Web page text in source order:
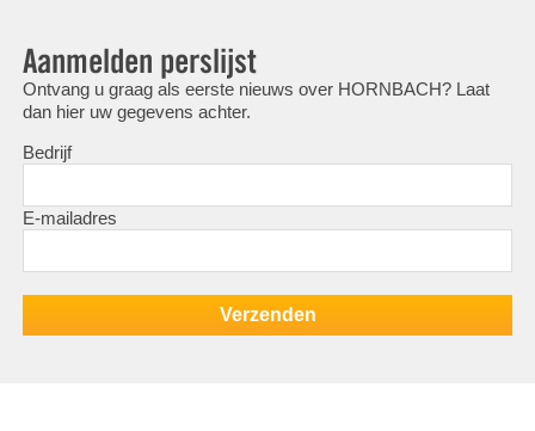
Aanmelden perslijst
Ontvang u graag als eerste nieuws over HORNBACH? Laat
dan hier uw gegevens achter.
Bedrijf
E-mailadres